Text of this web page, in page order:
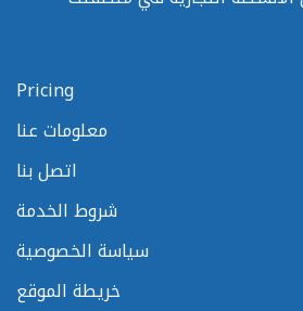
Pricing
معلومات عنا
اتصل بنا
شروط الخدمة
سياسة الخصوصية
خريطة الموقع